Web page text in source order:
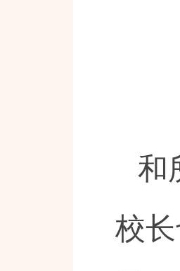
和
校